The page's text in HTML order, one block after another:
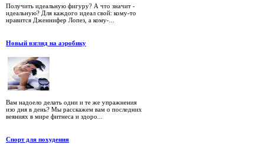
Получить идеальную фигуру? А что значит -
идеальную? Для каждого идеал свой: кому-то
нравится Дженнифер Лопез, а кому-...
Новый взгляд на аэробику
Вам надоело делать одни и те же упражнения
изо дня в день? Мы расскажем вам о последних
веяниях в мире фитнеса и здоро...
Спорт для похудения